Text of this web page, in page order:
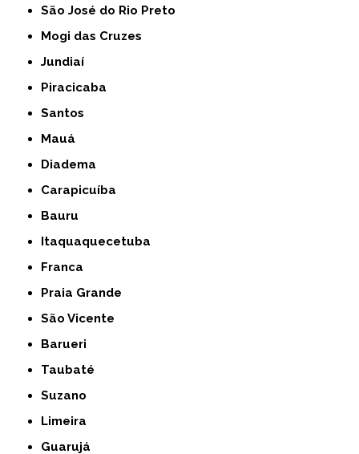
São José do Rio Preto
Mogi das Cruzes
Jundiaí
Piracicaba
Santos
Mauá
Diadema
Carapicuíba
Bauru
Itaquaquecetuba
Franca
Praia Grande
São Vicente
Barueri
Taubaté
Suzano
Limeira
Guarujá